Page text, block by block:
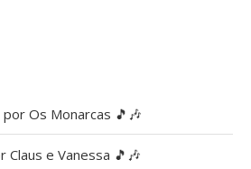
Os Monarcas 🎵🎶
Claus e Vanessa 🎵🎶